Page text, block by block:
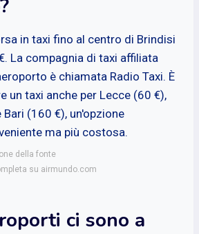
in taxi fino al centro di Brindisi
La compagnia di taxi affiliata
è chiamata Radio Taxi. È
un taxi anche per Lecce (60 €),
(160 €), un'opzione
ma più costosa.
della fonte
su airmundo.com
ci sono a